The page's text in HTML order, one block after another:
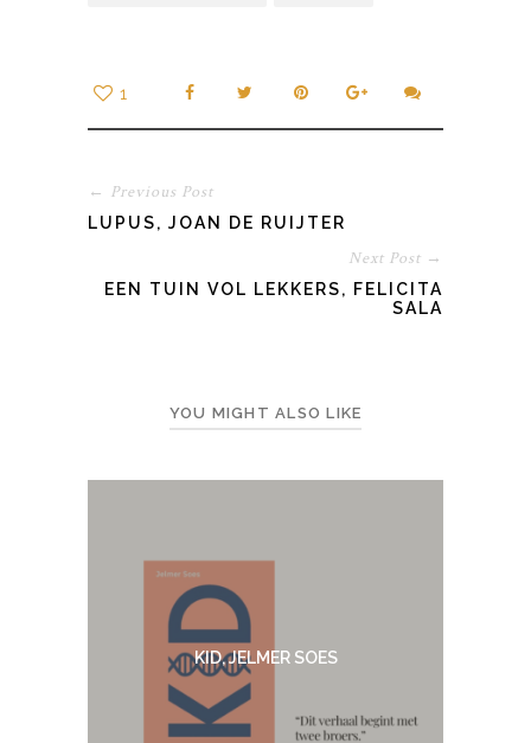
1
← Previous Post
LUPUS, JOAN DE RUIJTER
Next Post →
EEN TUIN VOL LEKKERS, FELICITA
SALA
YOU MIGHT ALSO LIKE
KID, JELMER SOES